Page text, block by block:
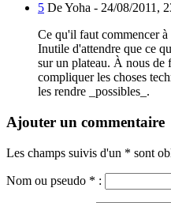
5 De Yoha - 24/08/2011,
Ce qu'il faut commencer à
Inutile d'attendre que ce
sur un plateau. À nous de
compliquer les choses
les rendre _possibles_.
Ajouter un commentaire
Les champs suivis d'un * sont
Nom ou pseudo * :